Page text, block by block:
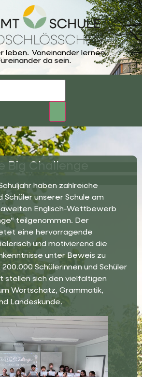
leben. Voneinander lernen.
da sein.
Big Challenge
haben zahlreiche
Schüler unserer Schule am
Englisch-Wettbewerb
teilgenommen. Der
eine hervorragende
und motivierend die
unter Beweis zu
Schülerinnen und Schüler
stellen sich den vielfältigen
Wortschatz, Grammatik,
Landeskunde.